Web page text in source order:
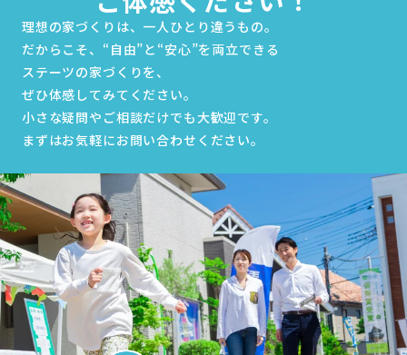
理想の家づくりは、一人ひとり違うもの。
だからこそ、“自由”と“安心”を両立できる
ステーツの家づくりを、
ぜひ体感してみてください。
小さな疑問やご相談だけでも大歓迎です。
まずはお気軽にお問い合わせください。